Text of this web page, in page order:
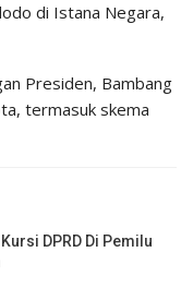
di Istana Negara,
Presiden, Bambang
termasuk skema
DPRD Di Pemilu